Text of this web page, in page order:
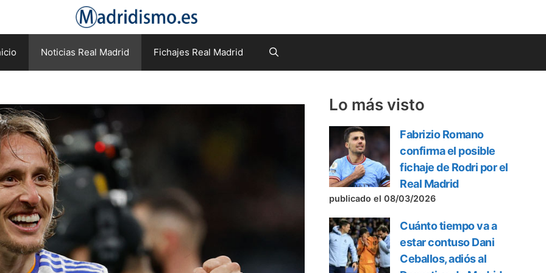
Noticias Real Madrid Fichajes Real Madrid
Lo más visto
Fabrizio Romano
confirma el posible
fichaje de Rodri por el
Real Madrid
publicado el 08/03/2026
Cuánto tiempo va a
estar contuso Dani
Ceballos, adiós al